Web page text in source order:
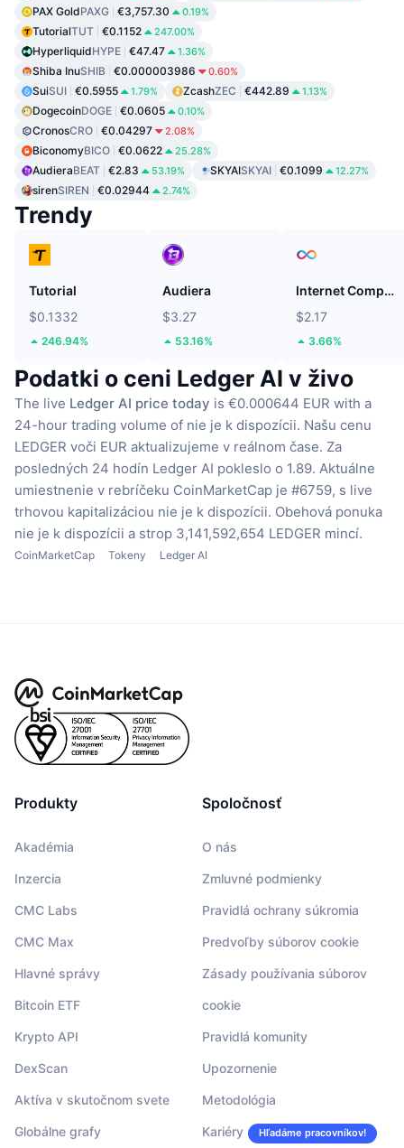
PAX GoldPAXG €3,757.30 0.19%
TutorialTUT €0.1152 247.00%
HyperliquidHYPE €47.47 1.36%
Shiba InuSHIB €0.000003986 0.60%
SuiSUI €0.5955 1.79% ZcashZEC €442.89 1.13%
DogecoinDOGE €0.0605 0.10%
CronosCRO €0.04297 2.08%
BiconomyBICO €0.0622 25.28%
AudieraBEAT €2.83 53.19% SKYAISKYAI €0.1099 12.27%
sirenSIREN €0.02944 2.74%
Trendy
Tutorial
$0.1332
246.94%
Audiera
$3.27
53.16%
Internet Computer
$2.17
3.66%
Podatki o ceni Ledger AI v živo
The live Ledger AI price today is €0.000644 EUR with a
24-hour trading volume of nie je k dispozícii. Našu cenu
LEDGER voči EUR aktualizujeme v reálnom čase. Za
posledných 24 hodín Ledger AI pokleslo o 1.89. Aktuálne
umiestnenie v rebríčeku CoinMarketCap je #6759, s live
trhovou kapitalizáciou nie je k dispozícii. Obehová ponuka
nie je k dispozícii a strop 3,141,592,654 LEDGER mincí.
CoinMarketCap Tokeny Ledger AI
Produkty
Akadémia
Inzercia
CMC Labs
CMC Max
Hlavné správy
Bitcoin ETF
Krypto API
DexScan
Aktíva v skutočnom svete
Globálne grafy
Spoločnosť
O nás
Zmluvné podmienky
Pravidlá ochrany súkromia
Predvoľby súborov cookie
Zásady používania súborov
cookie
Pravidlá komunity
Upozornenie
Metodológia
Kariéry Hľadáme pracovníkov!